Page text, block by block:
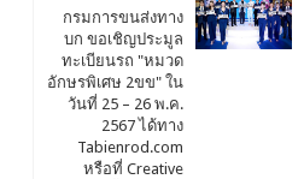
กรมการขนส่งทาง
บก ขอเชิญประมูล
ทะเบียนรถ "หมวด
อักษรพิเศษ 2ขข" ใน
วันที่ 25 – 26 พ.ค.
2567 ได้ทาง
Tabienrod.com
หรือที่ Creative